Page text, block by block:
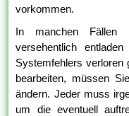
vorkommen.
In manchen Fällen
versehentlich
Systemfehlers verloren
bearbeiten, müssen
ändern. Jeder muss
um die eventuell